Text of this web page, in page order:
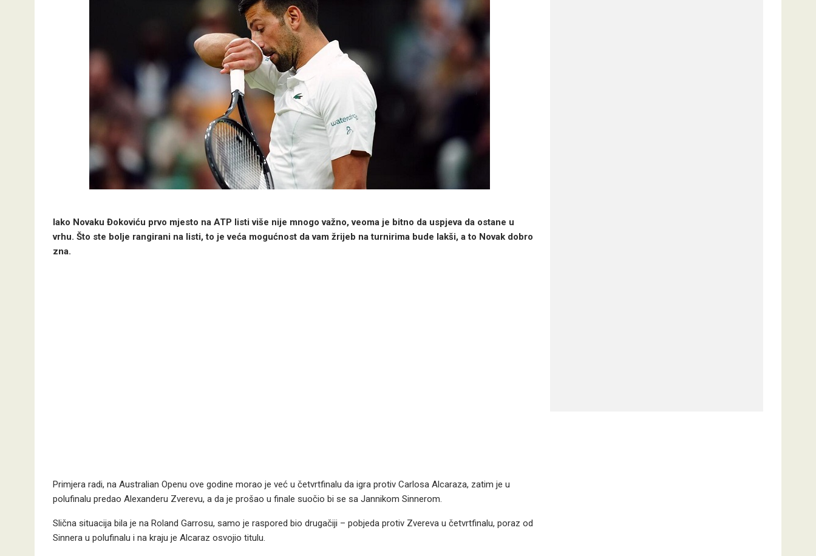
Iako Novaku Đokoviću prvo mjesto na ATP listi više nije mnogo važno, veoma je bitno da uspjeva da ostane u
vrhu. Što ste bolje rangirani na listi, to je veća mogućnost da vam žrijeb na turnirima bude lakši, a to Novak dobro
zna.
Primjera radi, na Australian Openu ove godine morao je već u četvrtfinalu da igra protiv Carlosa Alcaraza, zatim je u
polufinalu predao Alexanderu Zverevu, a da je prošao u finale suočio bi se sa Jannikom Sinnerom.
Slična situacija bila je na Roland Garrosu, samo je raspored bio drugačiji – pobjeda protiv Zvereva u četvrtfinalu, poraz od
Sinnera u polufinalu i na kraju je Alcaraz osvojio titulu.